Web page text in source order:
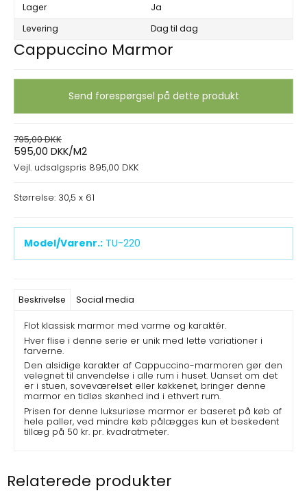
Lager
Ja
Levering
Dag til dag
Cappuccino Marmor
Send forespørgsel på dette produkt
795,00 DKK
595,00 DKK/M2
Vejl. udsalgspris 895,00 DKK
Størrelse: 30,5 x 61
Model/Varenr.: TU-220
Beskrivelse Social media
Flot klassisk marmor med varme og karaktér.
Hver flise i denne serie er unik med lette variationer i
farverne.
Den alsidige karakter af Cappuccino-marmoren gør den
velegnet til anvendelse i alle rum i huset. Uanset om det
er i stuen, soveværelset eller køkkenet, bringer denne
marmor en tidløs skønhed ind i ethvert rum.
Prisen for denne luksuriøse marmor er baseret på køb af
hele paller, ved mindre køb pålægges kun et beskedent
tillæg på 50 kr. pr. kvadratmeter.
Relaterede produkter